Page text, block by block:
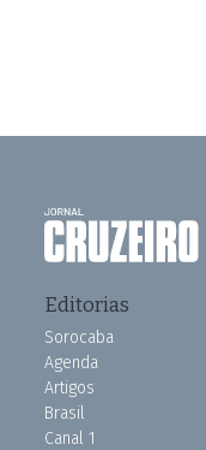
Editorias
Sorocaba
Agenda
Artigos
Brasil
Canal 1